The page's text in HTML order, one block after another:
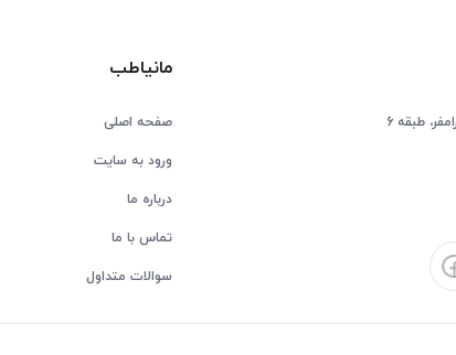
طبقه 6
مانیاطب
صفحه اصلی
ورود به سایت
درباره ما
تماس با ما
سوالات متداول